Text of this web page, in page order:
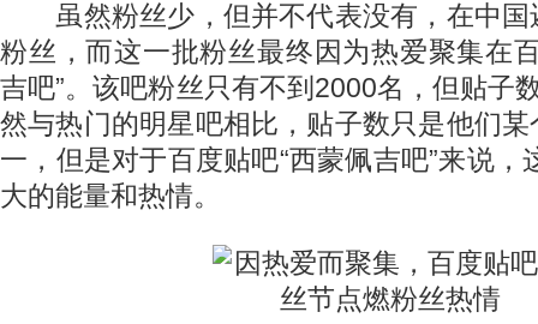
虽然粉丝少，但并不代表没有，在中国
粉丝，而这一批粉丝最终因为热爱聚集在
吉吧”。该吧粉丝只有不到2000名，但贴子
然与热门的明星吧相比，贴子数只是他们
一，但是对于百度贴吧“西蒙佩吉吧”来说
大的能量和热情。